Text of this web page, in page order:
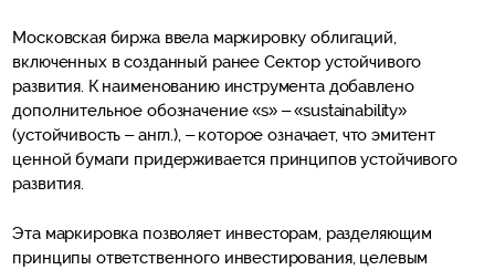
Московская биржа ввела маркировку облигаций,
включенных в созданный ранее Сектор устойчивого
развития. К наименованию инструмента добавлено
дополнительное обозначение «s» – «sustainability»
(устойчивость – англ.), – которое означает, что эмитент
ценной бумаги придерживается принципов устойчивого
развития.
Эта маркировка позволяет инвесторам, разделяющим
принципы ответственного инвестирования, целевым